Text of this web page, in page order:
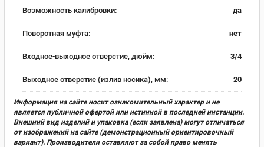
Возможность калибровки: да
Поворотная муфта: нет
Входное-выходное отверстие, дюйм: 3/4
Выходное отверстие (излив носика), мм: 20
Информация на сайте носит ознакомительный характер и не
является публичной офертой или истинной в последней инстанции.
Внешний вид изделий и упаковка (если заявлена) могут отличаться
от изображений на сайте (демонстрационный ориентировочный
вариант). Производители оставляют за собой право менять